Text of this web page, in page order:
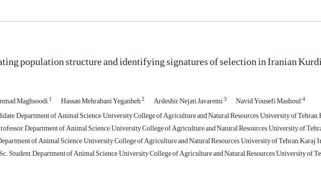
population structure and identifying signatures of selection in Iranian
Maghsoodi1 Hassan Mehrabani Yeganheh2 Ardeshir Nejati Javaremi3 Navid Yousefi Mashouf4
Department of Animal Science, University College of Agriculture and Natural Resources, University of Tehran,
Department of Animal Science, University College of Agriculture and Natural Resources, University of
of Animal Science, University College of Agriculture and Natural Resources, University of Tehran, Karaj,
Student, Department of Animal Science, University College of Agriculture and Natural Resources, University of